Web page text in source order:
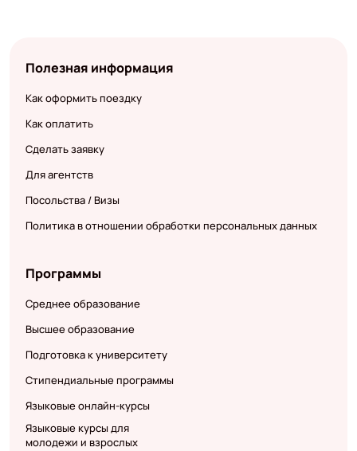
Полезная информация
Как оформить поездку
Как оплатить
Сделать заявку
Для агентств
Посольства / Визы
Политика в отношении обработки персональных данных
Программы
Среднее образование
Высшее образование
Подготовка к университету
Стипендиальные программы
Языковые онлайн-курсы
Языковые курсы для
молодежи и взрослых